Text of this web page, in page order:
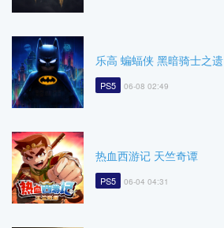
乐高 蝙蝠侠 黑暗骑士之遗
PS5 06-08 02:49
热血西游记 天竺奇谭
PS5 06-04 04:31